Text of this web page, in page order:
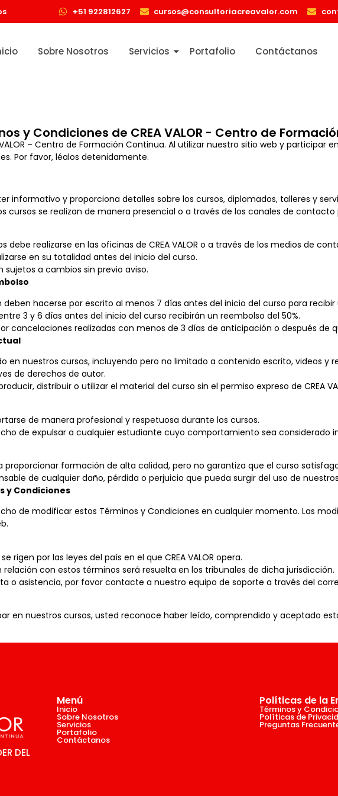
+51 922812627 cursos@consultoriacreavalor.com
Sobre Nosotros Servicios Portafolio Contáctanos
y Condiciones de CREA VALOR - Centro de
VALOR – Centro de Formación Continua. Al utilizar nuestro sitio web y participar
Por favor, léalos detenidamente.
informativo y proporciona detalles sobre los cursos, diplomados, talleres y
cursos se realizan de manera presencial o a través de los canales de
debe realizarse en las oficinas de CREA VALOR o a través de los medios de
en su totalidad antes del inicio del curso.
sujetos a cambios sin previo aviso.
deben hacerse por escrito al menos 7 días antes del inicio del curso para
3 y 6 días antes del inicio del curso recibirán un reembolso del 50%.
cancelaciones realizadas con menos de 3 días de anticipación o después de
en nuestros cursos, incluyendo pero no limitado a contenido escrito, videos y
de derechos de autor.
distribuir o utilizar el material del curso sin el permiso expreso de CREA
de manera profesional y respetuosa durante los cursos.
de expulsar a cualquier estudiante cuyo comportamiento sea considerado
proporcionar formación de alta calidad, pero no garantiza que el curso
de cualquier daño, pérdida o perjuicio que pueda surgir del uso de
y Condiciones
de modificar estos Términos y Condiciones en cualquier momento. Las
rigen por las leyes del país en el que CREA VALOR opera.
con estos términos será resuelta en los tribunales de dicha jurisdicción.
o asistencia, por favor contacte a nuestro equipo de soporte a través del
en nuestros cursos, usted reconoce haber leído, comprendido y aceptado
DEL
Menú
Inicio
Sobre Nosotros
Servicios
Portafolio
Contáctanos
Políticas de la
Términos y
Políticas de
Preguntas